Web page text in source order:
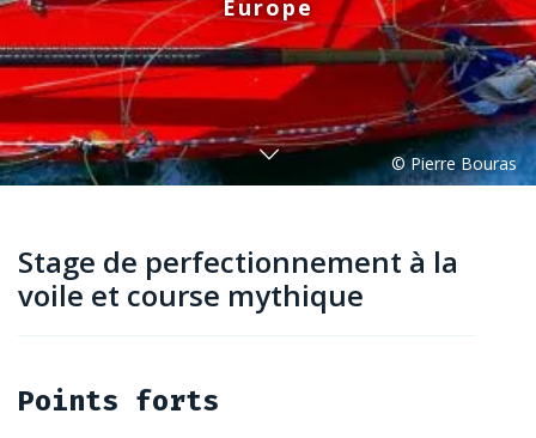
Europe
Stage de perfectionnement à la
voile et course mythique
Points forts